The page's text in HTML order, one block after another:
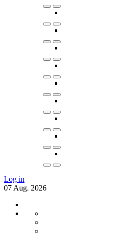
Log in
07 Aug. 2026